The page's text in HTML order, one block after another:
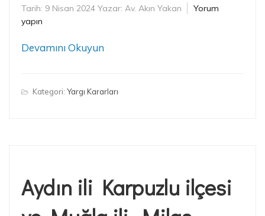
Tarih: 9 Nisan 2024 Yazar: Av. Akın Yakan
Yorum
yapın
Devamını Okuyun
Kategori: Yargı Kararları
Aydın ili Karpuzlu ilçesi